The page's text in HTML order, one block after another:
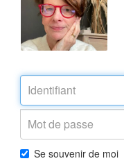
Se souvenir de moi